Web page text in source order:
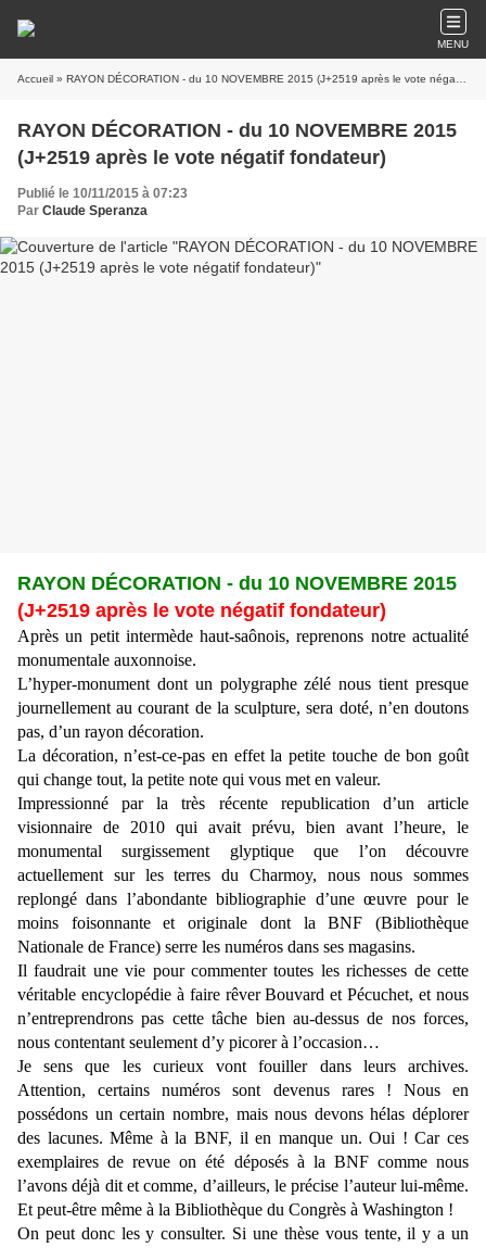
MENU
Accueil » RAYON DÉCORATION - du 10 NOVEMBRE 2015 (J+2519 après le vote négatif fondateur)
RAYON DÉCORATION - du 10 NOVEMBRE 2015
(J+2519 après le vote négatif fondateur)
Publié le 10/11/2015 à 07:23
Par Claude Speranza
RAYON DÉCORATION - du 10 NOVEMBRE 2015
(J+2519 après le vote négatif fondateur)
Après un petit intermède haut-saônois, reprenons notre actualité
monumentale auxonnoise.
L’hyper-monument dont un polygraphe zélé nous tient presque
journellement au courant de la sculpture, sera doté, n’en doutons
pas, d’un rayon décoration.
La décoration, n’est-ce-pas en effet la petite touche de bon goût
qui change tout, la petite note qui vous met en valeur.
Impressionné par la très récente republication d’un article
visionnaire de 2010 qui avait prévu, bien avant l’heure, le
monumental surgissement glyptique que l’on découvre
actuellement sur les terres du Charmoy, nous nous sommes
replongé dans l’abondante bibliographie d’une œuvre pour le
moins foisonnante et originale dont la BNF (Bibliothèque
Nationale de France) serre les numéros dans ses magasins.
Il faudrait une vie pour commenter toutes les richesses de cette
véritable encyclopédie à faire rêver Bouvard et Pécuchet, et nous
n’entreprendrons pas cette tâche bien au-dessus de nos forces,
nous contentant seulement d’y picorer à l’occasion…
Je sens que les curieux vont fouiller dans leurs archives.
Attention, certains numéros sont devenus rares ! Nous en
possédons un certain nombre, mais nous devons hélas déplorer
des lacunes. Même à la BNF, il en manque un. Oui ! Car ces
exemplaires de revue on été déposés à la BNF comme nous
l’avons déjà dit et comme, d’ailleurs, le précise l’auteur lui-même.
Et peut-être même à la Bibliothèque du Congrès à Washington !
On peut donc les y consulter. Si une thèse vous tente, il y a un